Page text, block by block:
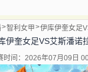
智利女甲 伊库伊奎女足
伊奎女足VS艾斯潘诺
时间：2026年07月09日